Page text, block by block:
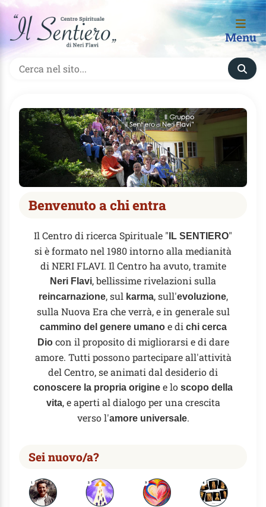
Menu
Benvenuto a chi entra
Il Centro di ricerca Spirituale " IL SENTIERO"
si è formato nel 1980 intorno alla medianità
di NERI FLAVI. Il Centro ha avuto, tramite
Neri Flavi, bellissime rivelazioni sulla
reincarnazione, sul karma, sull'evoluzione,
sulla Nuova Era che verrà, e in generale sul
cammino del genere umanoe di chi cerca
Diocon il proposito di migliorarsi e di dare
amore. Tutti possono partecipare all'attività
del Centro, se animati dal desiderio di
conoscere la propria origine e lo scopo della
vita, e aperti al dialogo per una crescita
verso l'amore universale.
Sei nuovo/a?